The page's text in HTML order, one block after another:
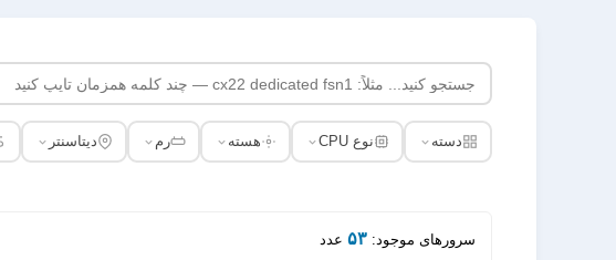
دسته نوع CPU هسته رم دیتاسنتر
سرورهای موجود: ۵۳ عدد